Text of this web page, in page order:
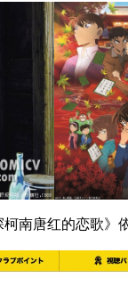
南唐红的恋歌》